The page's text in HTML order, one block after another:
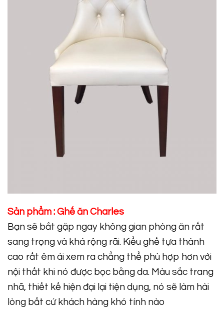
Sản phẩm : Ghế ăn Charles
Bạn sẽ bắt gặp ngay không gian phòng ăn rất
sang trọng và khá rộng rãi. Kiểu ghế tựa thành
cao rất êm ái xem ra chẳng thể phù hợp hơn với
nội thất khi nó được bọc bằng da. Màu sắc trang
nhã, thiết kế hiện đại lại tiện dụng, nó sẽ làm hài
lòng bất cứ khách hàng khó tính nào